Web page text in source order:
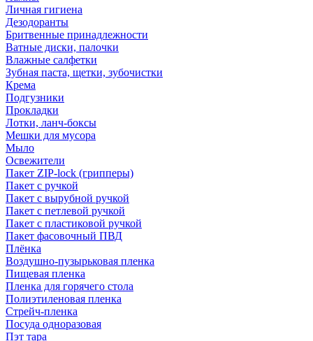
Личная гигиена
Дезодоранты
Бритвенные принадлежности
Ватные диски, палочки
Влажные салфетки
Зубная паста, щетки, зубочистки
Крема
Подгузники
Прокладки
Лотки, ланч-боксы
Мешки для мусора
Мыло
Освежители
Пакет ZIP-lock (грипперы)
Пакет с ручкой
Пакет с вырубной ручкой
Пакет с петлевой ручкой
Пакет с пластиковой ручкой
Пакет фасовочный ПВД
Плёнка
Воздушно-пузырьковая пленка
Пищевая пленка
Пленка для горячего стола
Полиэтиленовая пленка
Стрейч-пленка
Посуда одноразовая
Пэт тара